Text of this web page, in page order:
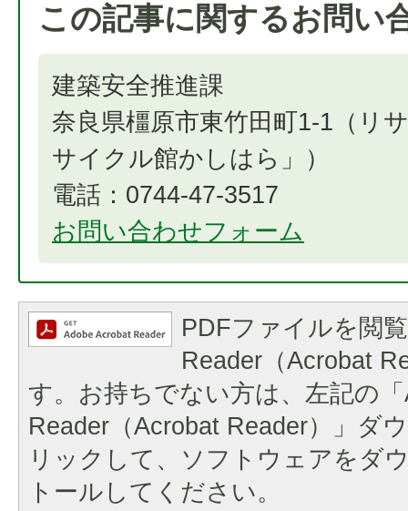
この記事に関するお問い
建築安全推進課
奈良県橿原市東竹田町1-1（リ
サイクル館かしはら」）
電話：0744-47-3517
お問い合わせフォーム
PDFファイルを閲
Reader（Acrobat
す。お持ちでない方は、左記の
Reader（Acrobat Reader）」ダ
リックして、ソフトウェアをダ
トールしてください。